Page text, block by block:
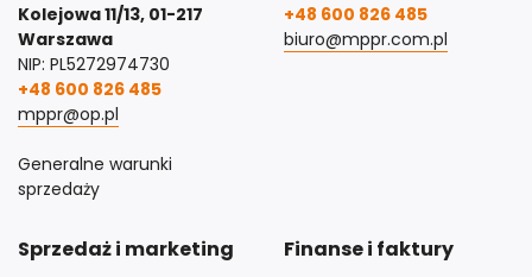
Kolejowa 11/13, 01-217
Warszawa
NIP: PL5272974730
+48 600 826 485
mppr@op.pl
Generalne warunki
sprzedaży
+48 600 826 485
biuro@mppr.com.pl
Sprzedaż i marketing Finanse i faktury